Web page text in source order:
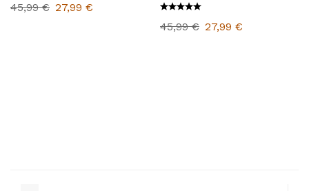
45,99€ 27,99 €
45,99€ 27,99 €